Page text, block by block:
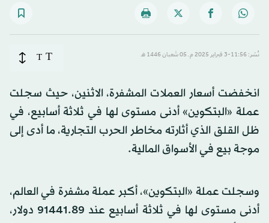
نُشر: 11:56-3 فبراير 2025 م ـ 05 شَعبان 1446 هـ T
T
انخفضت أسعار العملات المشفرة، الاثنين، حيث سجلت
عملة «البتكوين» أدنى مستوى لها في ثلاثة أسابيع، في
ظل القلق الذي أثارته مخاطر الحرب التجارية، ما أدى إلى
موجة بيع في الأسواق المالية.
وسجلت عملة «البتكوين»، أكبر عملة مشفرة في العالم،
أدنى مستوى لها في ثلاثة أسابيع عند 91441.89 دولار،